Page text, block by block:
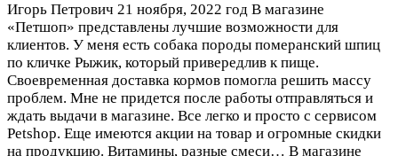
Игорь Петрович 21 ноября, 2022 год В магазине
«Петшоп» представлены лучшие возможности для
клиентов. У меня есть собака породы померанский шпиц
по кличке Рыжик, который привередлив к пище.
Своевременная доставка кормов помогла решить массу
проблем. Мне не придется после работы отправляться и
ждать выдачи в магазине. Все легко и просто с сервисом
Petshop. Еще имеются акции на товар и огромные скидки
на продукцию. Витамины, разные смеси… В магазине